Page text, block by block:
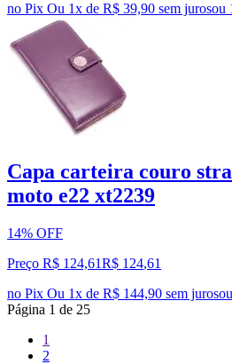
no Pix Ou 1x de R$ 39,90 sem jurosou
Capa carteira couro
moto e22 xt2239
14% OFF
Preço R$ 124,61R$ 124,61
no Pix Ou 1x de R$ 144,90 sem jurosou
Página 1 de 25
1
2